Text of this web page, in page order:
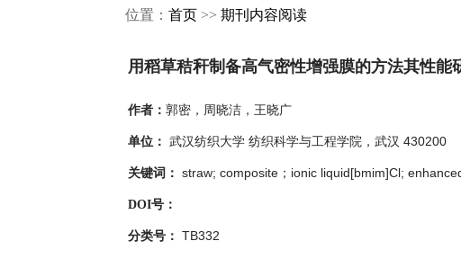
位置： 首页 >> 期刊内容阅读
用稻草秸秆制备高气密性增强膜的方法其性能
作者： 郭密，周晓洁，王晓广
单位： 武汉纺织大学 纺织科学与工程学院，武汉 430200
关键词： straw; composite；ionic liquid[bmim]Cl;
DOI号：
分类号： TB332